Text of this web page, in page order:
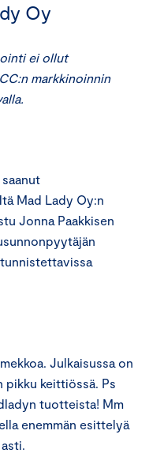
Oy
ei ollut
markkinoinnin
Mad Lady Oy:n
Jonna Paakkisen
Julkaisussa on
pikku keittiössä. Ps
tuotteista! Mm
enemmän esittelyä